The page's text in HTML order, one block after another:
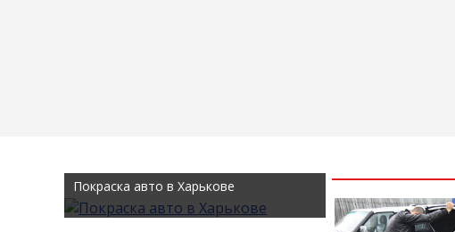
Покраска авто в Харькове